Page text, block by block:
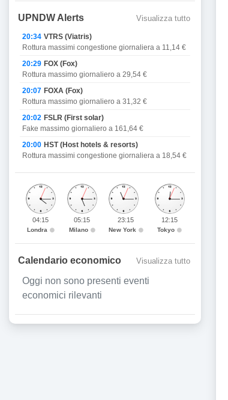
UPNDW Alerts Visualizza tutto
20:34 VTRS (Viatris)
Rottura massimi congestione giornaliera a 11,14 €
20:29 FOX (Fox)
Rottura massimo giornaliero a 29,54 €
20:07 FOXA (Fox)
Rottura massimo giornaliero a 31,32 €
20:02 FSLR (First solar)
Fake massimo giornaliero a 161,64 €
20:00 HST (Host hotels & resorts)
Rottura massimi congestione giornaliera a 18,54 €
04:15
Londra
05:15
Milano
23:15
New York
12:15
Tokyo
Calendario economico Visualizza tutto
Oggi non sono presenti eventi
economici rilevanti